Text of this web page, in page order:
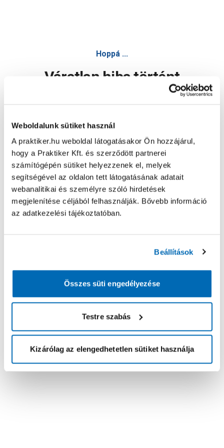
Weboldalunk sütiket használ
A praktiker.hu weboldal látogatásakor Ön hozzájárul,
hogy a Praktiker Kft. és szerződött partnerei
számítógépén sütiket helyezzenek el, melyek
segítségével az oldalon tett látogatásának adatait
webanalitikai és személyre szóló hirdetések
megjelenítése céljából felhasználják. Bővebb információ
az adatkezelési tájékoztatóban.
Beállítások
Összes süti engedélyezése
Testre szabás
Kizárólag az elengedhetetlen sütiket használja
Hoppá ...
Váratlan hiba történt
Oldal újratöltése